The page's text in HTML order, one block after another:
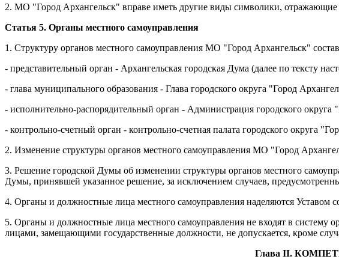
2. МО "Город Архангельск" вправе иметь другие виды символики,
Статья 5. Органы местного самоуправления
1. Структуру органов местного самоуправления МО "Город Архангельск"
- представительный орган - Архангельская городская Дума (далее по тексту
- глава муниципального образования - Глава городского округа "Город
- исполнительно-распорядительный орган - Администрация городского
- контрольно-счетный орган - контрольно-счетная палата городского округа
2. Изменение структуры органов местного самоуправления МО "Город
3. Решение городской Думы об изменении структуры органов местного
Думы, принявшей указанное решение, за исключением случаев,
4. Органы и должностные лица местного самоуправления наделяются
5. Органы и должностные лица местного самоуправления не входят в систему
лицами, замещающими государственные должности, не допускается, кроме
Глава II.